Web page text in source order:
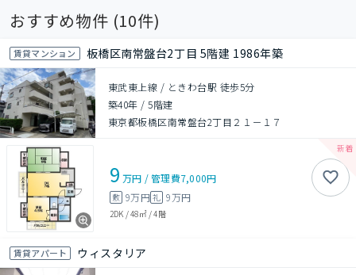
おすすめ物件 (10件)
賃貸マンション 板橋区南常盤台2丁目 5階建 1986年築
東武東上線 / ときわ台駅 徒歩5分
築40年 /5階建
東京都板橋区南常盤台2丁目２１－１７
9 万円 /管理費7,000円
敷 9万円礼 9万円
2DK /48㎡/4階
賃貸アパート ウィスタリア